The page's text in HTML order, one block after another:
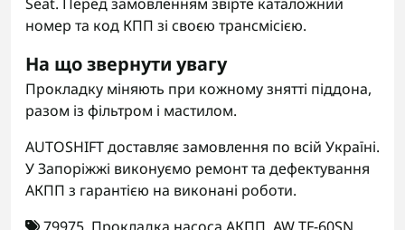
номер та код КПП зі своєю трансмісією.
На що звернути увагу
Прокладку міняють при кожному знятті піддона,
разом із фільтром і мастилом.
AUTOSHIFT доставляє замовлення по всій Україні.
У Запоріжжі виконуємо ремонт та дефектування
АКПП з гарантією на виконані роботи.